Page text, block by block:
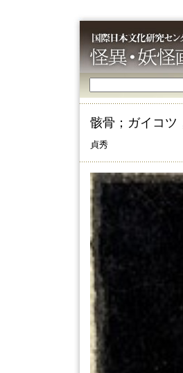
骸骨；ガイコツ
貞秀